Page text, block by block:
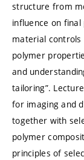
structure from
influence on
material
polymer
and
tailoring”.
for imaging and
together with
polymer
principles of